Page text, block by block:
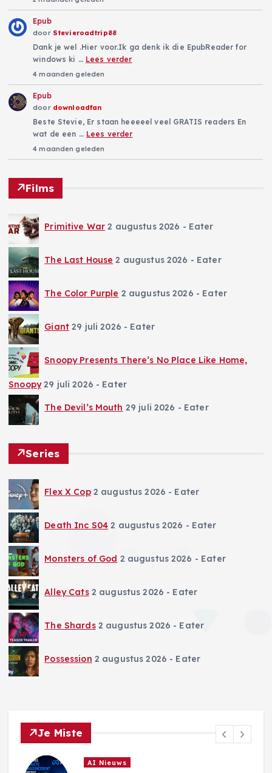
Epub
door Stevieroadtrip88
Dank je wel .Hier voor.Ik ga denk ik die EpubReader for
windows ki … Lees verder
4 maanden geleden
Epub
door downloadfan
Beste Stevie, Er staan heeeeel veel GRATIS readers En
wat de een … Lees verder
4 maanden geleden
Films
Primitive War 2 augustus 2026 - Eater
The Last House 2 augustus 2026 - Eater
The Color Purple 2 augustus 2026 - Eater
Giant 29 juli 2026 - Eater
Snoopy Presents There’s No Place Like Home,
Snoopy 29 juli 2026 - Eater
The Devil’s Mouth 29 juli 2026 - Eater
Series
Flex X Cop 2 augustus 2026 - Eater
Death Inc S04 2 augustus 2026 - Eater
Monsters of God 2 augustus 2026 - Eater
Alley Cats 2 augustus 2026 - Eater
The Shards 2 augustus 2026 - Eater
Possession 2 augustus 2026 - Eater
Je Miste
AI Nieuws